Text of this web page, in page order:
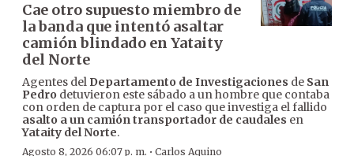
Cae otro supuesto miembro de
la banda que intentó asaltar
camión blindado en Yataity
del Norte
Agentes del Departamento de Investigaciones de San
Pedro detuvieron este sábado a un hombre que contaba
con orden de captura por el caso que investiga el fallido
asalto a un camión transportador de caudales en
Yataity del Norte.
Agosto 8, 2026 06:07 p. m. Carlos Aquino